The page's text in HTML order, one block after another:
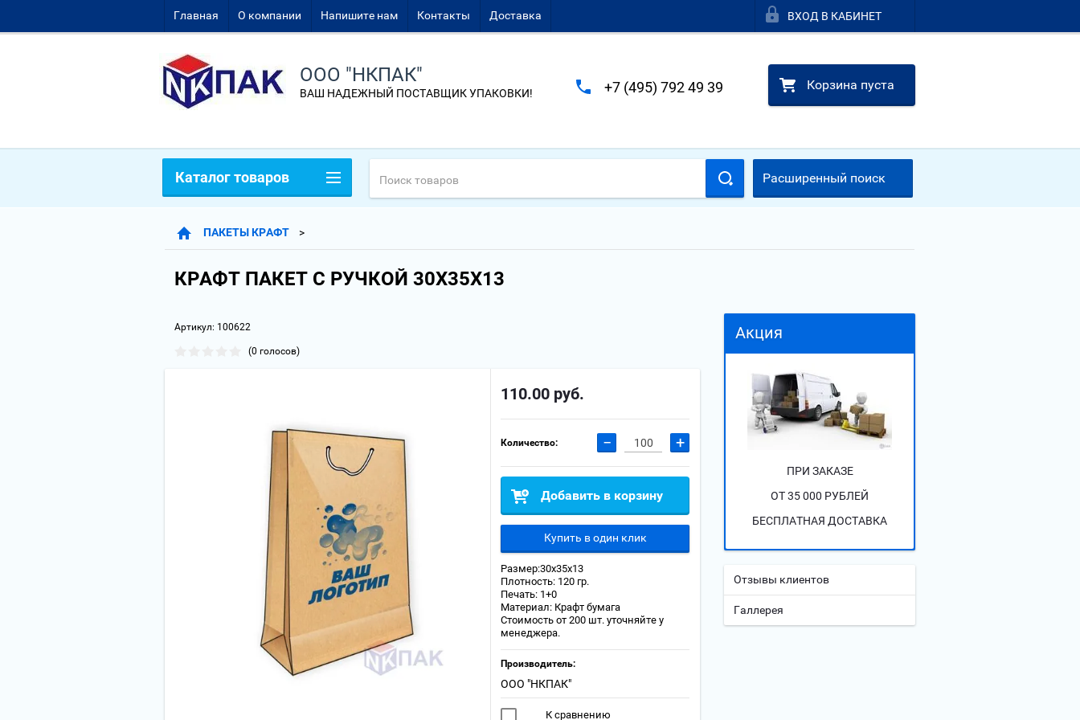
Главная О компании Напишите нам Контакты Доставка ВХОД В КАБИНЕТ
ООО "НКПАК"
ВАШ НАДЕЖНЫЙ ПОСТАВЩИК УПАКОВКИ! +7 (495) 792 49 39 Корзина пуста
Расширенный поиск
ПАКЕТЫ КРАФТ
КРАФТ ПАКЕТ С РУЧКОЙ 30Х35Х13
Артикул: 100622
(0 голосов)
110.00 руб.
Количество: − +
Добавить в корзину
Купить в один клик
Размер:30х35х13
Плотность: 120 гр.
Печать: 1+0
Материал: Крафт бумага
Стоимость от 200 шт. уточняйте у
менеджера.
Производитель:
ООО "НКПАК"
К сравнению
Каталог товаров
Акция
ПРИ ЗАКАЗЕ
ОТ 35 000 РУБЛЕЙ
БЕСПЛАТНАЯ ДОСТАВКА
Отзывы клиентов
Галлерея